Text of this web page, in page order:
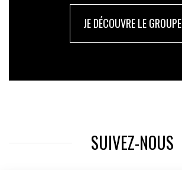
JE DÉCOUVRE LE GROUPE
SUIVEZ-NOUS